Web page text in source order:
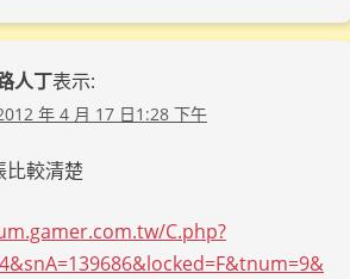
人丁表示:
年 4 月 17 日1:28 下午
比較清楚
C.php?